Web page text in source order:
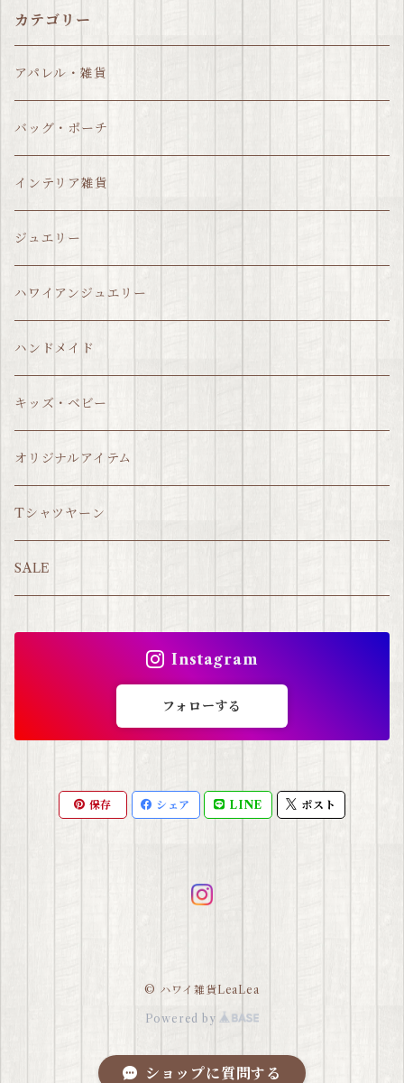
カテゴリー
アパレル・雑貨
バッグ・ポーチ
インテリア雑貨
ジュエリー
ハワイアンジュエリー
ハンドメイド
キッズ・ベビー
オリジナルアイテム
Tシャツヤーン
SALE
Instagram
フォローする
保存 シェア LINE ポスト
© ハワイ雑貨LeaLea
Powered by
ショップに質問する